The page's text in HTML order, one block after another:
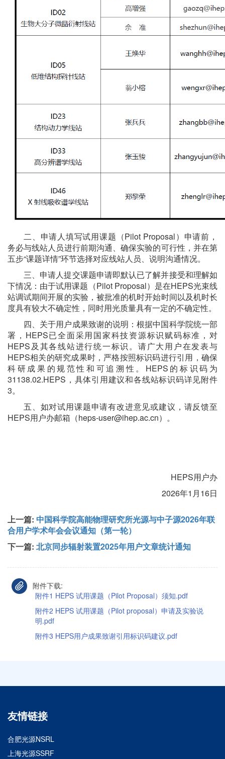
二、申请人填写试用课题（Pilot Proposal）申请前，
务必与线站人员进行前期沟通、确保实验的可行性，并在第
五步“课题详情”环节选择对应线站人员、说明沟通情况。
三、申请人提交课题申请即默认已了解并接受和理解如
下情况：由于试用课题（Pilot Proposal）是在HEPS光束线
站调试期间开展的实验，被批准的机时开始时间以及机时长
度具有较大不确定性，同时用光质量具有一定的不确定性。
四、关于用户成果致谢的说明：根据中国科学院统一部
署，HEPS已全面采用国家科技资源标识赋码标准，对
HEPS及其各线站进行统一标识。请广大用户在发表与
HEPS相关的研究成果时，严格按照标识码进行引用，确保
科研成果的规范性和可追溯性。HEPS的标识码为
31138.02.HEPS，具体引用建议和各线站标识码详见附件
3。
五、如对试用课题申请有改进意见或建议，请反馈至
HEPS用户办邮箱（heps-user@ihep.ac.cn）。
HEPS用户办
2026年1月16日
上一篇: 中国科学院高能物理研究所光源与中子源2026年联
合用户学术年会会议通知（第一轮）
下一篇: 北京同步辐射装置2025年用户文章统计通知
附件下载:
附件1 HEPS 试用课题（Pilot Proposal）须知.pdf
附件2 HEPS 试用课题（Pilot proposal）申请及实验说
明.pdf
附件3 HEPS用户成果致谢引用标识码建议.pdf
友情链接
合肥光源NSRL
上海光源SSRF